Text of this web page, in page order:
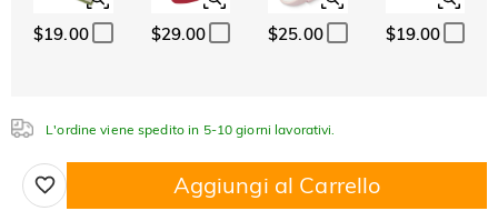
$0.00
Peridoto
Cristallo
Granato
Ametista
$19.00 $29.00 $25.00 $19.00
L'ordine viene spedito in 5-10 giorni lavorativi.
Aggiungi al Carrello